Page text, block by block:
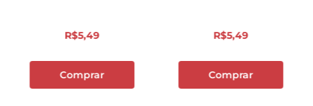
R$5,49
Comprar
R$5,49
Comprar